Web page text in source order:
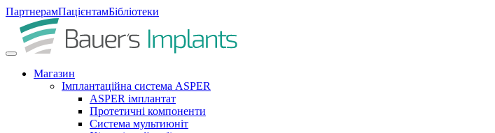
ПартнерамПацієнтамБібліотеки
Магазин
Імплантаційна система ASPER
ASPER імплантат
Протетичні компоненти
Система мультиюніт